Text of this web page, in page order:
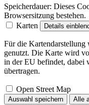
Speicherdauer: Dieses
Browsersitzung bestehen.
Karten
Details
Für die Kartendarstellung
genutzt. Die Karte wird
in der EU befindet, dabei
übertragen.
Open Street Map
Auswahl speichern Alle